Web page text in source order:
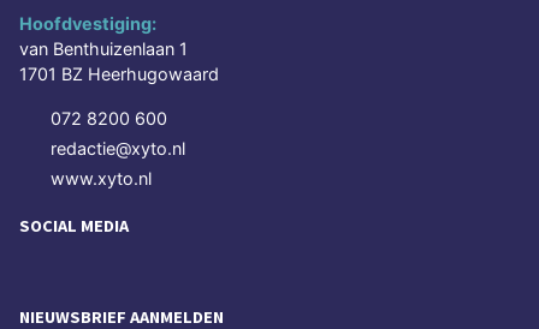
Hoofdvestiging:
van Benthuizenlaan 1
1701 BZ Heerhugowaard
072 8200 600
redactie@xyto.nl
www.xyto.nl
SOCIAL MEDIA
NIEUWSBRIEF AANMELDEN